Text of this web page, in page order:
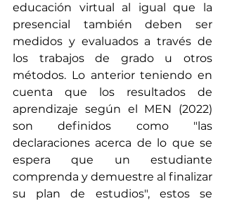
educación virtual al igual que la
presencial también deben ser
medidos y evaluados a través de
los trabajos de grado u otros
métodos. Lo anterior teniendo en
cuenta que los resultados de
aprendizaje según el MEN (2022)
son definidos como "las
declaraciones acerca de lo que se
espera que un estudiante
comprenda y demuestre al finalizar
su plan de estudios", estos se